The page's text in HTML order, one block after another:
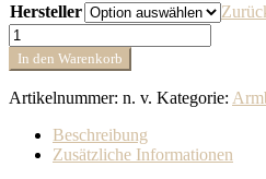
Hersteller
Pandora
Moments
Pavé-
Herz-
Schlangen-
Gliederarmband
In den Warenkorb
Artikelnummer: n. v. Kategorie:
Beschreibung
Zusätzliche Informationen